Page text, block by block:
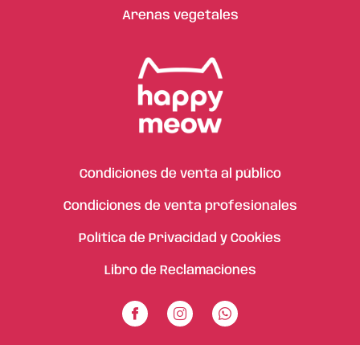
Arenas vegetales
Condiciones de venta al público
Condiciones de venta profesionales
Política de Privacidad y Cookies
Libro de Reclamaciones